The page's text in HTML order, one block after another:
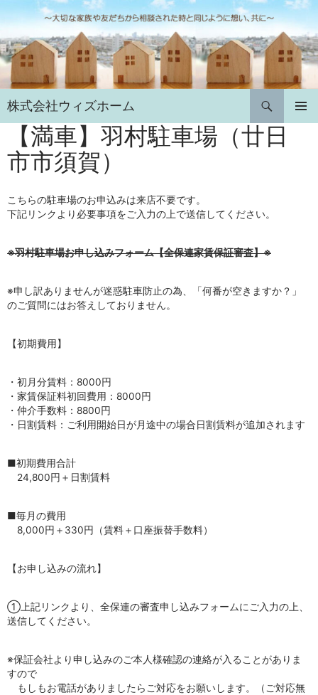
ン
テ
ン
ツ
へ
ス
キ
株式会社ウィズホーム
検
索
メインメ
【満車】羽村駐車場（廿日
市市須賀）
こちらの駐車場のお申込みは来店不要です。
下記リンクより必要事項をご入力の上で送信してください。
※羽村駐車場お申し込みフォーム【全保連家賃保証審査】※
※申し訳ありませんが迷惑駐車防止の為、「何番が空きますか？」
のご質問にはお答えしておりません。
【初期費用】
・初月分賃料：8000円
・家賃保証料初回費用：8000円
・仲介手数料：8800円
・日割賃料：ご利用開始日が月途中の場合日割賃料が追加されます
■初期費用合計
24,800円＋日割賃料
■毎月の費用
8,000円＋330円（賃料＋口座振替手数料）
【お申し込みの流れ】
①上記リンクより、全保連の審査申し込みフォームにご入力の上、
送信してください。
※保証会社より申し込みのご本人様確認の連絡が入ることがありま
すので
もしもお電話がありましたらご対応をお願いします。（ご対応無